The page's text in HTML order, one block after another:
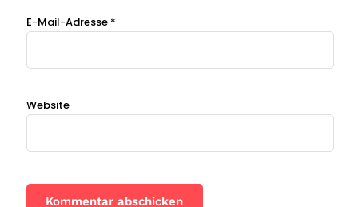
E-Mail-Adresse *
Website